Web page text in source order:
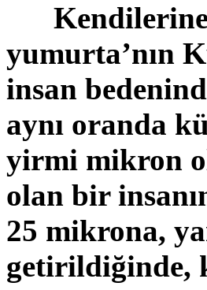
yumurta’nın
insan
aynı oranda
yirmi mikron
olan bir
25 mikrona,
getirildiğinde,